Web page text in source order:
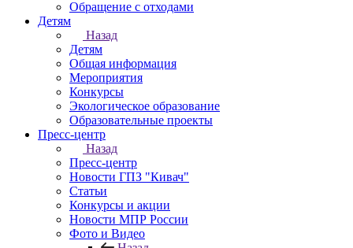
Обращение с отходами
Детям
Назад
Детям
Общая информация
Мероприятия
Конкурсы
Экологическое образование
Образовательные проекты
Пресс-центр
Назад
Пресс-центр
Новости ГПЗ "Кивач"
Статьи
Конкурсы и акции
Новости МПР России
Фото и Видео